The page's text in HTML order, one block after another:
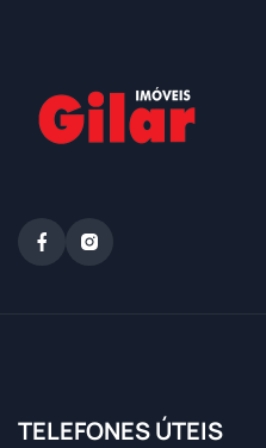
TELEFONES ÚTEIS